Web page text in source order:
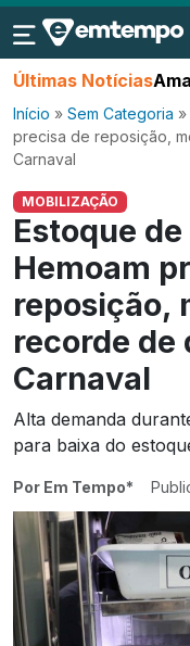
Últimas Notícias
Início » Sem Categoria »
precisa de reposição,
Carnaval
MOBILIZAÇÃO
Estoque
Hemoam
reposição,
recorde de
Carnaval
Alta demanda
para baixa do
Por Em Tempo*